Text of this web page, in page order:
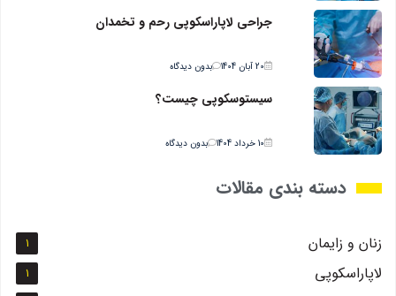
جراحي لاپاراسکوپي رحم و تخمدان
20 آبان 1404 بدون دیدگاه
سیستوسکوپی چیست؟
10 خرداد 1404 بدون دیدگاه
دسته بندی مقالات
زنان و زايمان 1
لاپاراسکوپي 1